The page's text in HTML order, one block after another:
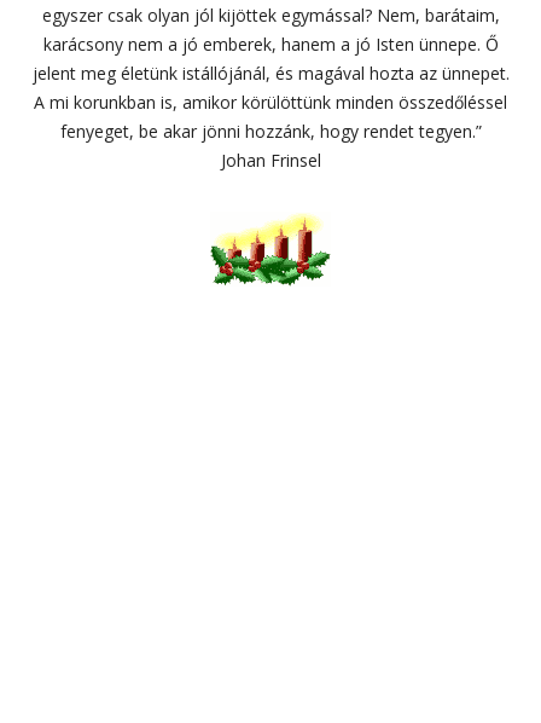
egyszer csak olyan jól kijöttek egymással? Nem, barátaim,
karácsony nem a jó emberek, hanem a jó Isten ünnepe. Ő
jelent meg életünk istállójánál, és magával hozta az ünnepet.
A mi korunkban is, amikor körülöttünk minden összedőléssel
fenyeget, be akar jönni hozzánk, hogy rendet tegyen.”
Johan Frinsel